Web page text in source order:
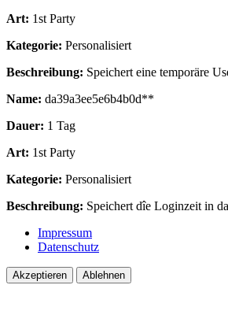
Art: 1st Party
Kategorie: Personalisiert
Beschreibung: Speichert eine temporäre
Name: da39a3ee5e6b4b0d**
Dauer: 1 Tag
Art: 1st Party
Kategorie: Personalisiert
Beschreibung: Speichert dîe Loginzeit in
Impressum
Datenschutz
Akzeptieren Ablehnen